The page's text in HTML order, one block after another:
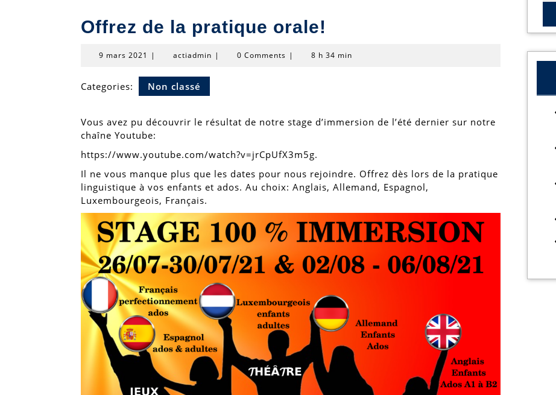
Offrez de la pratique orale!
9 mars 2021
2021
| actiadmin actiadmin
| 0 Comments | 8 h 34 min
Categories: Non classé
Vous avez pu découvrir le résultat de notre stage d’immersion de l’été dernier sur notre
chaîne Youtube:
https://www.youtube.com/watch?v=jrCpUfX3m5g.
Il ne vous manque plus que les dates pour nous rejoindre. Offrez dès lors de la pratique
linguistique à vos enfants et ados. Au choix: Anglais, Allemand, Espagnol,
Luxembourgeois, Français.